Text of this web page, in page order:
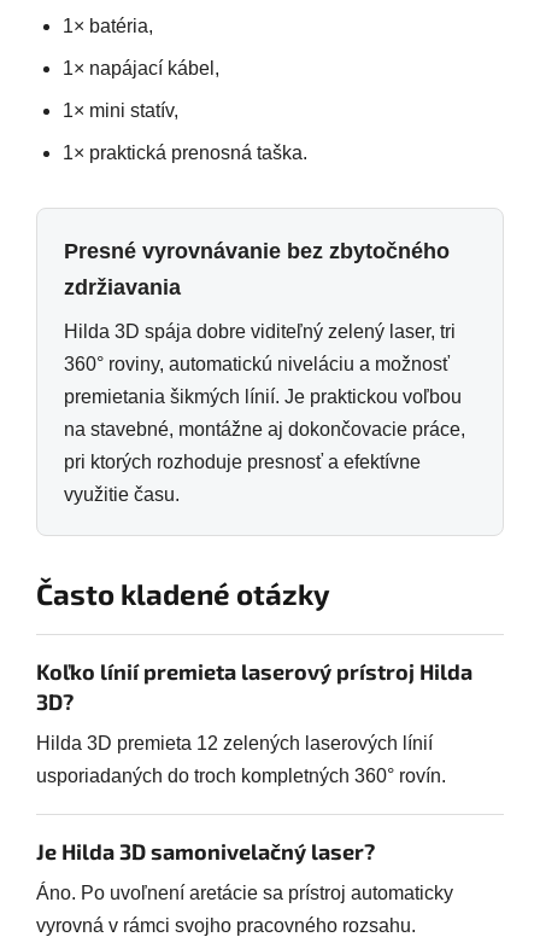
1× batéria,
1× napájací kábel,
1× mini statív,
1× praktická prenosná taška.
Presné vyrovnávanie bez zbytočného
zdržiavania
Hilda 3D spája dobre viditeľný zelený laser, tri
360° roviny, automatickú niveláciu a možnosť
premietania šikmých línií. Je praktickou voľbou
na stavebné, montážne aj dokončovacie práce,
pri ktorých rozhoduje presnosť a efektívne
využitie času.
Často kladené otázky
Koľko línií premieta laserový prístroj Hilda
3D?
Hilda 3D premieta 12 zelených laserových línií
usporiadaných do troch kompletných 360° rovín.
Je Hilda 3D samonivelačný laser?
Áno. Po uvoľnení aretácie sa prístroj automaticky
vyrovná v rámci svojho pracovného rozsahu.